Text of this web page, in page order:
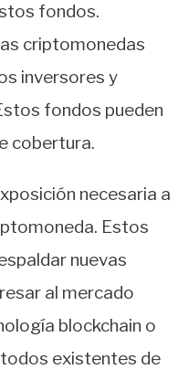
fondos.
criptomonedas
inversores y
fondos pueden
cobertura.
necesaria a
Estos
nuevas
al mercado
blockchain o
existentes de